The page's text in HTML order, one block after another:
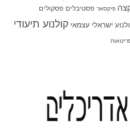
פיקסאר פסטיבלים פסקולים
ישראלי עצמאי קולנוע תיעודי